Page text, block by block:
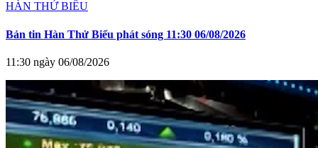
HÀN THỬ BIỂU
Bản tin Hàn Thử Biểu phát sóng 11:30 06/08/2026
11:30 ngày 06/08/2026